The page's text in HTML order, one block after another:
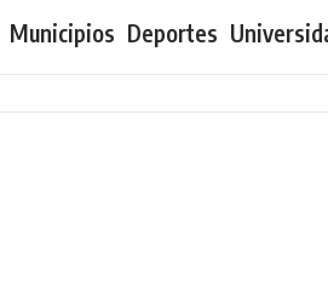
Municipios Deportes